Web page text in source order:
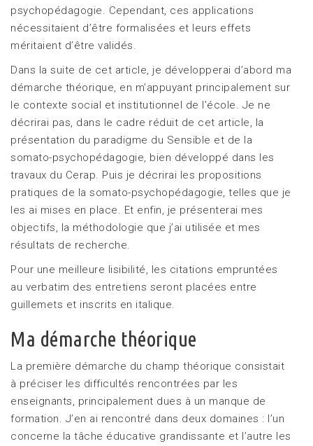
psychopédagogie. Cependant, ces applications
nécessitaient d’être formalisées et leurs effets
méritaient d’être validés.
Dans la suite de cet article, je développerai d’abord ma
démarche théorique, en m’appuyant principalement sur
le contexte social et institutionnel de l’école. Je ne
décrirai pas, dans le cadre réduit de cet article, la
présentation du paradigme du Sensible et de la
somato-psychopédagogie, bien développé dans les
travaux du Cerap. Puis je décrirai les propositions
pratiques de la somato-psychopédagogie, telles que je
les ai mises en place. Et enfin, je présenterai mes
objectifs, la méthodologie que j’ai utilisée et mes
résultats de recherche.
Pour une meilleure lisibilité, les citations empruntées
au verbatim des entretiens seront placées entre
guillemets et inscrits en italique.
Ma démarche théorique
La première démarche du champ théorique consistait
à préciser les difficultés rencontrées par les
enseignants, principalement dues à un manque de
formation. J’en ai rencontré dans deux domaines : l’un
concerne la tâche éducative grandissante et l’autre les